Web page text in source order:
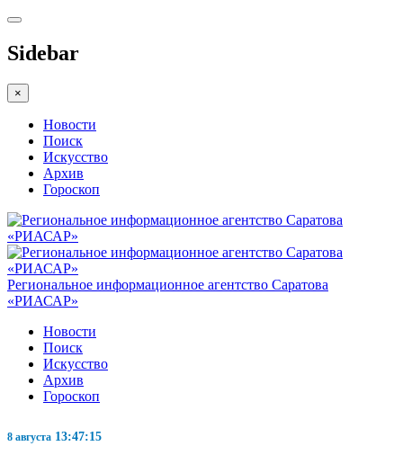
Sidebar
×
Новости
Поиск
Искусство
Архив
Гороскоп
Региональное информационное агентство Саратова
«РИАСАР»
Новости
Поиск
Искусство
Архив
Гороскоп
8 августа 13:47:15